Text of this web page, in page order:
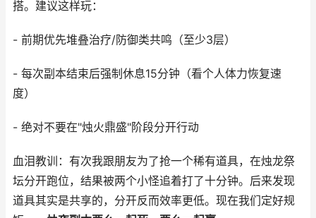
搭。建议这样玩：
- 前期优先堆叠治疗/防御类共鸣（至少3层）
- 每次副本结束后强制休息15分钟（看个人体力恢复速
度）
- 绝对不要在"烛火鼎盛"阶段分开行动
血泪教训：有次我跟朋友为了抢一个稀有道具，在烛龙祭
坛分开跑位，结果被两个小怪追着打了十分钟。后来发现
道具其实是共享的，分开反而效率更低。现在我们定好规